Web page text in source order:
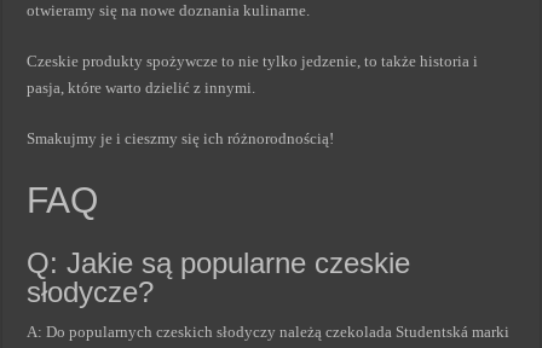
otwieramy się na nowe doznania kulinarne.
Czeskie produkty spożywcze to nie tylko jedzenie, to także historia i
pasja, które warto dzielić z innymi.
Smakujmy je i cieszmy się ich różnorodnością!
FAQ
Q: Jakie są popularne czeskie
słodycze?
A: Do popularnych czeskich słodyczy należą czekolada Studentská marki